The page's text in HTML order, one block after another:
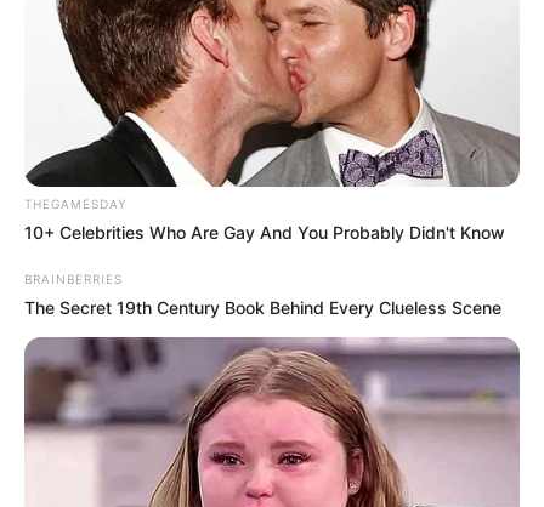
THEGAMESDAY
10+ Celebrities Who Are Gay And You Probably Didn't Know
BRAINBERRIES
The Secret 19th Century Book Behind Every Clueless Scene